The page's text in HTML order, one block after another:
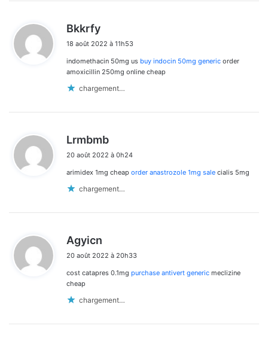
Bkkrfy
t
18 août 2022 à 11h53
indomethacin 50mg us buy indocin 50mg generic order
amoxicillin 250mg online cheap
chargement…
Lrmbmb
t
20 août 2022 à 0h24
arimidex 1mg cheap order anastrozole 1mg sale cialis 5mg
chargement…
Agyicn
t
20 août 2022 à 20h33
cost catapres 0.1mg purchase antivert generic meclizine
cheap
chargement…